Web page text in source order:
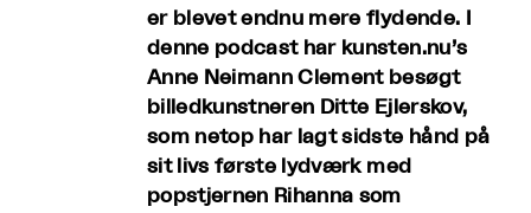
er blevet endnu mere flydende. I
denne podcast har kunsten.nu’s
Anne Neimann Clement besøgt
billedkunstneren Ditte Ejlerskov,
som netop har lagt sidste hånd på
sit livs første lydværk med
popstjernen Rihanna som